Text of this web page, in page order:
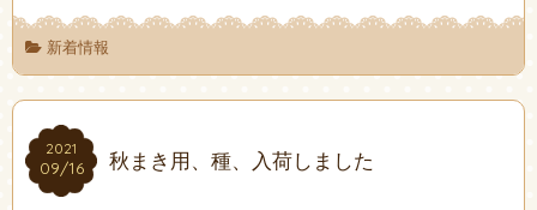
新着情報
2021
09/16
2021
09/16 秋まき用、種、入荷しました